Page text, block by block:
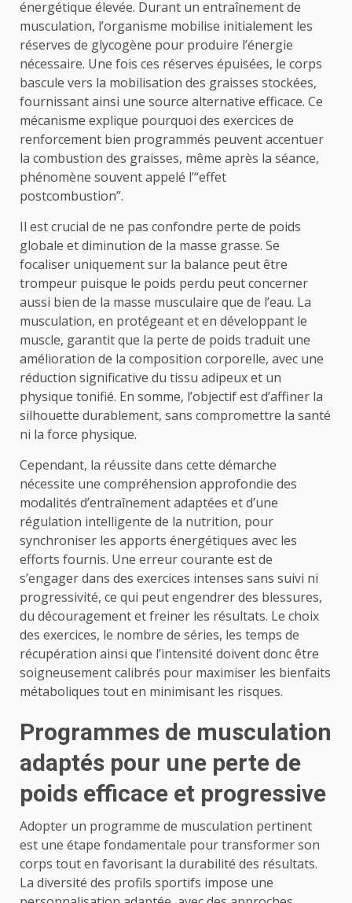
énergétique élevée. Durant un entraînement de
musculation, l’organisme mobilise initialement les
réserves de glycogène pour produire l’énergie
nécessaire. Une fois ces réserves épuisées, le corps
bascule vers la mobilisation des graisses stockées,
fournissant ainsi une source alternative efficace. Ce
mécanisme explique pourquoi des exercices de
renforcement bien programmés peuvent accentuer
la combustion des graisses, même après la séance,
phénomène souvent appelé l’“effet
postcombustion”.
Il est crucial de ne pas confondre perte de poids
globale et diminution de la masse grasse. Se
focaliser uniquement sur la balance peut être
trompeur puisque le poids perdu peut concerner
aussi bien de la masse musculaire que de l’eau. La
musculation, en protégeant et en développant le
muscle, garantit que la perte de poids traduit une
amélioration de la composition corporelle, avec une
réduction significative du tissu adipeux et un
physique tonifié. En somme, l’objectif est d’affiner la
silhouette durablement, sans compromettre la santé
ni la force physique.
Cependant, la réussite dans cette démarche
nécessite une compréhension approfondie des
modalités d’entraînement adaptées et d’une
régulation intelligente de la nutrition, pour
synchroniser les apports énergétiques avec les
efforts fournis. Une erreur courante est de
s’engager dans des exercices intenses sans suivi ni
progressivité, ce qui peut engendrer des blessures,
du découragement et freiner les résultats. Le choix
des exercices, le nombre de séries, les temps de
récupération ainsi que l’intensité doivent donc être
soigneusement calibrés pour maximiser les bienfaits
métaboliques tout en minimisant les risques.
Programmes de musculation
adaptés pour une perte de
poids efficace et progressive
Adopter un programme de musculation pertinent
est une étape fondamentale pour transformer son
corps tout en favorisant la durabilité des résultats.
La diversité des profils sportifs impose une